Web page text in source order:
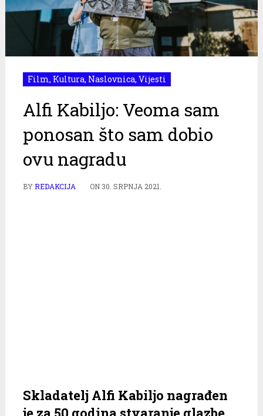
Film, Kultura, Naslovnica, Vijesti
Alfi Kabiljo: Veoma sam
ponosan što sam dobio
ovu nagradu
BYREDAKCIJA ON 30. SRPNJA 2021.
Skladatelj Alfi Kabiljo nagrađen
je za 50 godina stvaranje glazbe